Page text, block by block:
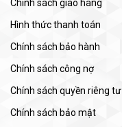
Chính sách giao hàng
Hình thức thanh toán
Chính sách bảo hành
Chính sách công nợ
Chính sách quyền riêng tư
Chính sách bảo mật